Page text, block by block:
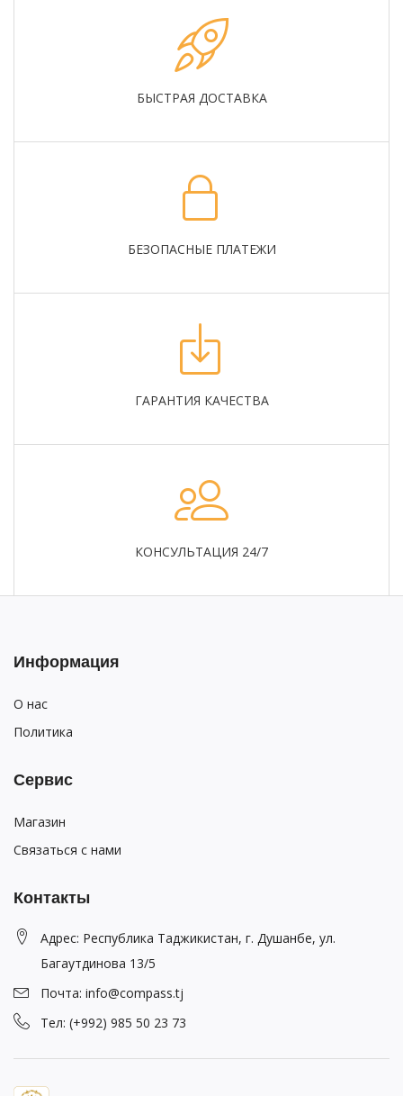
БЫСТРАЯ ДОСТАВКА
БЕЗОПАСНЫЕ ПЛАТЕЖИ
ГАРАНТИЯ КАЧЕСТВА
КОНСУЛЬТАЦИЯ 24/7
Информация
О нас
Политика
Сервис
Магазин
Связаться с нами
Контакты
Адрес: Республика Таджикистан, г. Душанбе, ул.
Багаутдинова 13/5
Почта: info@compass.tj
Тел: (+992) 985 50 23 73